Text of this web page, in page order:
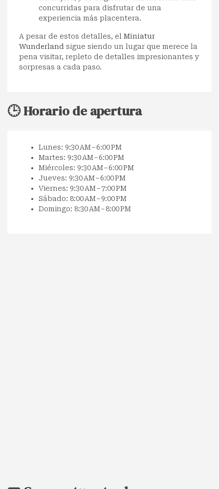
concurridas para disfrutar de una
experiencia más placentera.
A pesar de estos detalles, el Miniatur
Wunderland sigue siendo un lugar que merece la
pena visitar, repleto de detalles impresionantes y
sorpresas a cada paso.
🕒 Horario de apertura
Lunes: 9:30 AM – 6:00 PM
Martes: 9:30 AM – 6:00 PM
Miércoles: 9:30 AM – 6:00 PM
Jueves: 9:30 AM – 6:00 PM
Viernes: 9:30 AM – 7:00 PM
Sábado: 8:00 AM – 9:00 PM
Domingo: 8:30 AM – 8:00 PM